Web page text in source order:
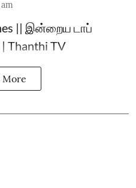
|| இன்றைய டாப்
Thanthi TV
More